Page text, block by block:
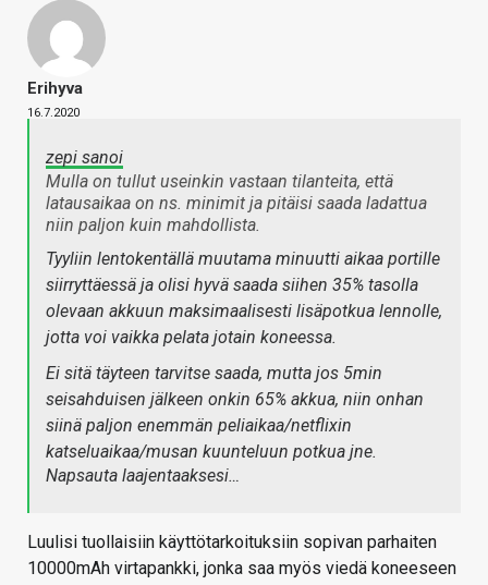
Erihyva
16.7.2020
zepi sanoi
Mulla on tullut useinkin vastaan tilanteita, että
latausaikaa on ns. minimit ja pitäisi saada ladattua
niin paljon kuin mahdollista.
Tyyliin lentokentällä muutama minuutti aikaa portille
siirryttäessä ja olisi hyvä saada siihen 35% tasolla
olevaan akkuun maksimaalisesti lisäpotkua lennolle,
jotta voi vaikka pelata jotain koneessa.
Ei sitä täyteen tarvitse saada, mutta jos 5min
seisahduisen jälkeen onkin 65% akkua, niin onhan
siinä paljon enemmän peliaikaa/netflixin
katseluaikaa/musan kuunteluun potkua jne.
Napsauta laajentaaksesi…
Luulisi tuollaisiin käyttötarkoituksiin sopivan parhaiten
10000mAh virtapankki, jonka saa myös viedä koneeseen